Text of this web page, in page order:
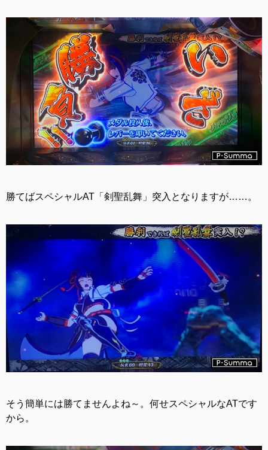
勝てばスペシャルAT「剣聖乱舞」突入となりますが……。
そう簡単には勝てませんよね～。何せスペシャルなATです
から。